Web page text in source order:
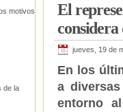
El
considera
jueves, 19 de
En los
a
entorno
motivos
de la